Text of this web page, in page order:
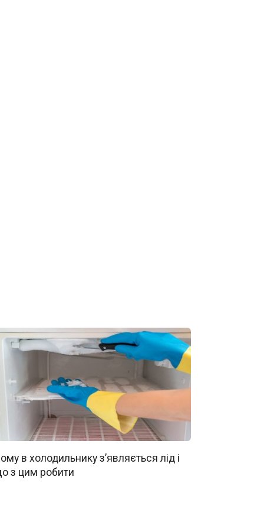
в холодильнику з’являється лід і
з цим робити